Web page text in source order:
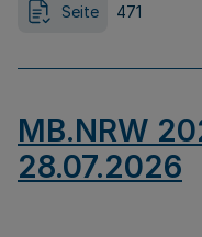
Seite 471
MB.NRW
28.07.2026